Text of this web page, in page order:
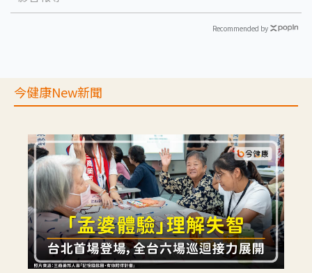
Recommended by
今健康New新聞